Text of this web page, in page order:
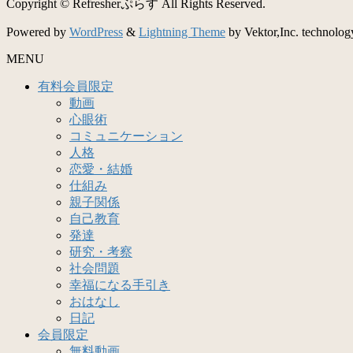
Copyright © Refresherぷらす All Rights Reserved.
Powered by WordPress & Lightning Theme by Vektor,Inc.
MENU
有料会員限定
動画
心眼術
コミュニケーション
人格
恋愛・結婚
仕組み
親子関係
自己教育
発達
研究・考察
社会問題
幸福になる手引き
おはなし
日記
会員限定